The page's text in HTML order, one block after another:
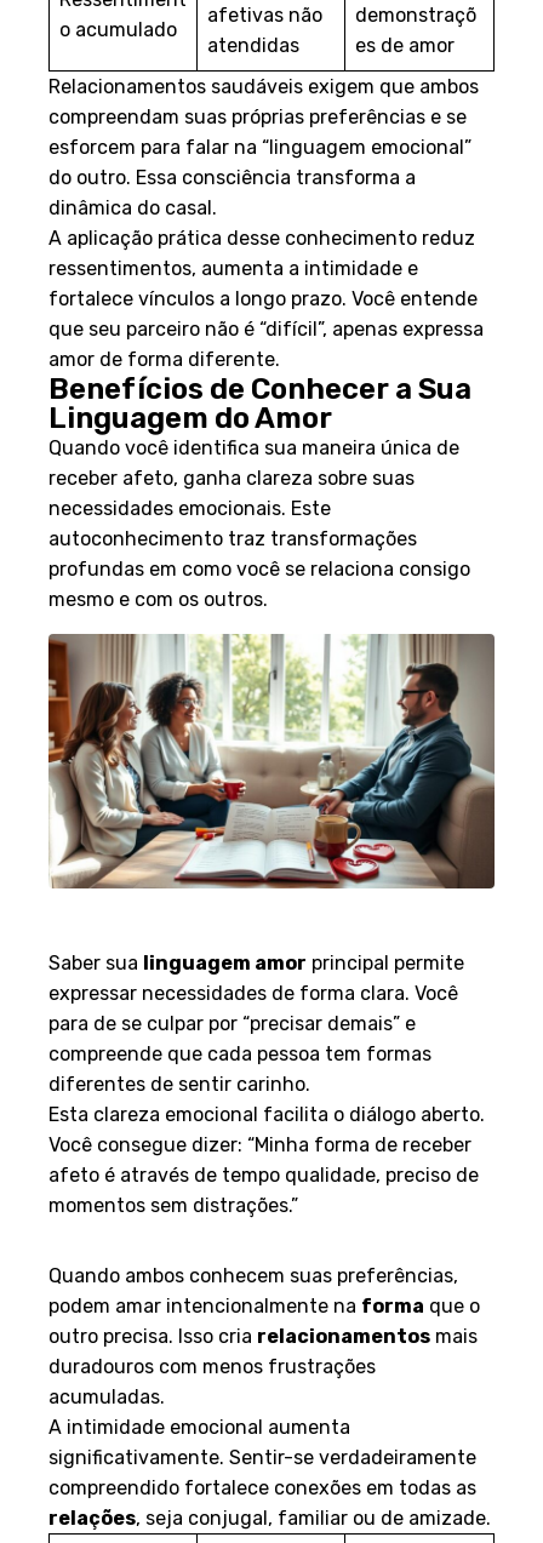
Ressentiment
o acumulado
afetivas não
atendidas
demonstraçõ
es de amor
Relacionamentos saudáveis exigem que ambos
compreendam suas próprias preferências e se
esforcem para falar na “linguagem emocional”
do outro. Essa consciência transforma a
dinâmica do casal.
A aplicação prática desse conhecimento reduz
ressentimentos, aumenta a intimidade e
fortalece vínculos a longo prazo. Você entende
que seu parceiro não é “difícil”, apenas expressa
amor de forma diferente.
Benefícios de Conhecer a Sua
Linguagem do Amor
Quando você identifica sua maneira única de
receber afeto, ganha clareza sobre suas
necessidades emocionais. Este
autoconhecimento traz transformações
profundas em como você se relaciona consigo
mesmo e com os outros.
Saber sua linguagem amor principal permite
expressar necessidades de forma clara. Você
para de se culpar por “precisar demais” e
compreende que cada pessoa tem formas
diferentes de sentir carinho.
Esta clareza emocional facilita o diálogo aberto.
Você consegue dizer: “Minha forma de receber
afeto é através de tempo qualidade, preciso de
momentos sem distrações.”
Quando ambos conhecem suas preferências,
podem amar intencionalmente na forma que o
outro precisa. Isso cria relacionamentos mais
duradouros com menos frustrações
acumuladas.
A intimidade emocional aumenta
significativamente. Sentir-se verdadeiramente
compreendido fortalece conexões em todas as
relações, seja conjugal, familiar ou de amizade.